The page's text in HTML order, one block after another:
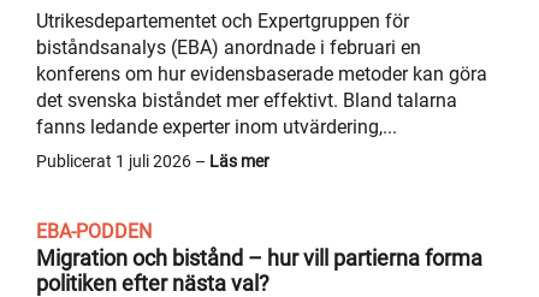
Utrikesdepartementet och Expertgruppen för
biståndsanalys (EBA) anordnade i februari en
konferens om hur evidensbaserade metoder kan göra
det svenska biståndet mer effektivt. Bland talarna
fanns ledande experter inom utvärdering,...
Publicerat 1 juli 2026 – Läs mer
EBA-PODDEN
Migration och bistånd – hur vill partierna forma
politiken efter nästa val?